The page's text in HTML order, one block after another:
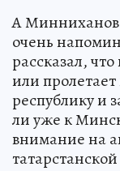
А Минниханов
очень
рассказал,
или
республику и
ли уже к
внимание на